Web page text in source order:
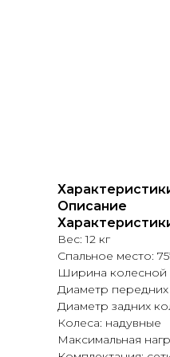
Описание
Вес: 12 кг
Спальное место:
Ширина колесной
Диаметр передних
Диаметр задних
Колеса: надувные
Максимальная